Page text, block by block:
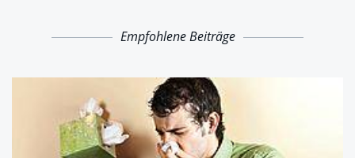
Empfohlene Beiträge